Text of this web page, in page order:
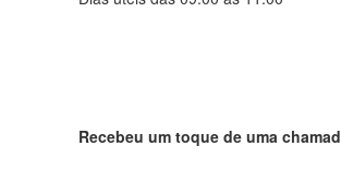
Recebeu um toque de uma